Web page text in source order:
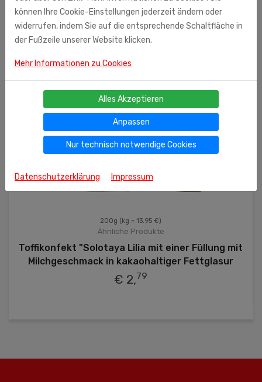
200g (kg = 13.95 €)
Ähnliche Produkte
Toffikonfekt "Solotaya Lilia mit einer Füllung mit
Milchgeschmack in kakaohaltiger Fettglasur
€ 2,79
können Ihre Cookie-Einstellungen jederzeit ändern oder
widerrufen, indem Sie auf die entsprechende Schaltfläche in
der Fußzeile unserer Website klicken.
Mehr Informationen zu Cookies
Alles Akzeptieren
Anpassen
Nur technisch notwendige Cookies
Datenschutzerklärung Impressum